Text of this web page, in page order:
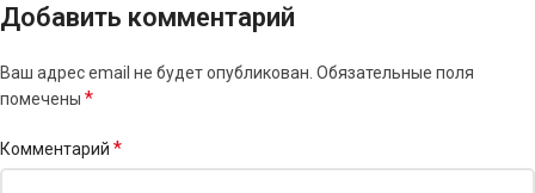
Добавить комментарий
Ваш адрес email не будет опубликован. Обязательные поля
помечены *
Комментарий *